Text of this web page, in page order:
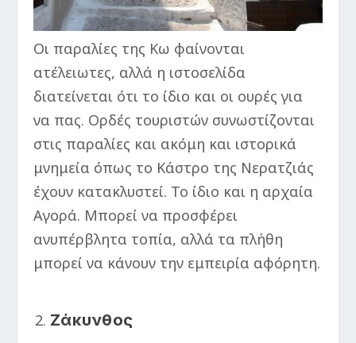
Οι παραλίες της Κω φαίνονται
ατέλειωτες, αλλά η ιστοσελίδα
διατείνεται ότι το ίδιο και οι ουρές για
να πας. Ορδές τουριστών συνωστίζονται
στις παραλίες και ακόμη και ιστορικά
μνημεία όπως το Κάστρο της Νερατζιάς
έχουν κατακλυστεί. Το ίδιο και η αρχαία
Αγορά. Μπορεί να προσφέρει
ανυπέρβλητα τοπία, αλλά τα πλήθη
μπορεί να κάνουν την εμπειρία αφόρητη.
Ζάκυνθος